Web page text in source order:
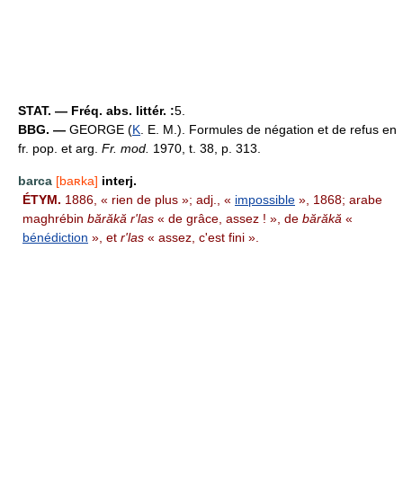
STAT. — Fréq. abs. littér. :5.
BBG. — GEORGE (K . E. M.). Formules de négation et de refus en
fr. pop. et arg. Fr. mod. 1970, t. 38, p. 313.
barca [baʀka] interj.
ÉTYM. 1886, « rien de plus »; adj., « impossible », 1868; arabe
maghrébin bărăkă r'las « de grâce, assez ! », de bărăkă «
bénédiction », et r'las « assez, c'est fini ».